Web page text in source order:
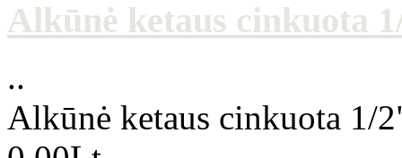
Alkūnė ketaus cinkuota
..
Alkūnė ketaus cinkuota 1/